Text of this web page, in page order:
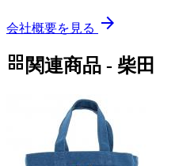
会社概要を見る arrow_forward
grid_view 関連商品 - 柴田